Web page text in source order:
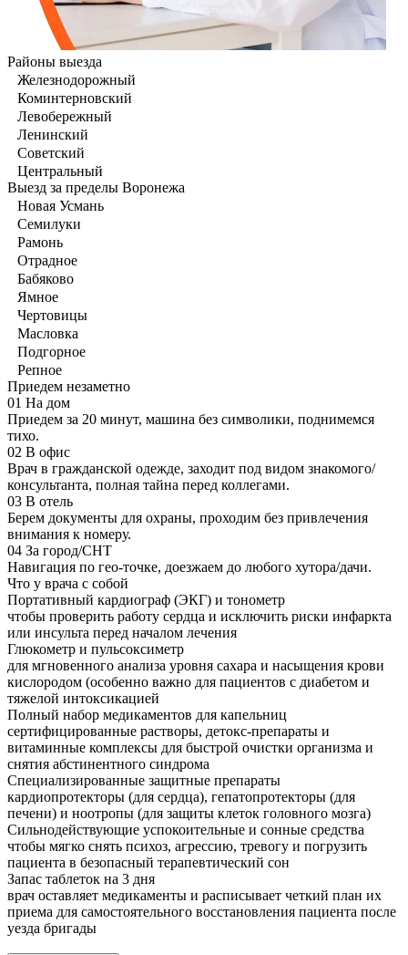
Районы выезда
Железнодорожный
Коминтерновский
Левобережный
Ленинский
Советский
Центральный
Выезд за пределы Воронежа
Новая Усмань
Семилуки
Рамонь
Отрадное
Бабяково
Ямное
Чертовицы
Масловка
Подгорное
Репное
Приедем незаметно
01 На дом
Приедем за 20 минут, машина без символики, поднимемся
тихо.
02 В офис
Врач в гражданской одежде, заходит под видом знакомого/
консультанта, полная тайна перед коллегами.
03 В отель
Берем документы для охраны, проходим без привлечения
внимания к номеру.
04 За город/СНТ
Навигация по гео-точке, доезжаем до любого хутора/дачи.
Что у врача с собой
Портативный кардиограф (ЭКГ) и тонометр
чтобы проверить работу сердца и исключить риски инфаркта
или инсульта перед началом лечения
Глюкометр и пульсоксиметр
для мгновенного анализа уровня сахара и насыщения крови
кислородом (особенно важно для пациентов с диабетом и
тяжелой интоксикацией
Полный набор медикаментов для капельниц
сертифицированные растворы, детокс-препараты и
витаминные комплексы для быстрой очистки организма и
снятия абстинентного синдрома
Специализированные защитные препараты
кардиопротекторы (для сердца), гепатопротекторы (для
печени) и ноотропы (для защиты клеток головного мозга)
Сильнодействующие успокоительные и сонные средства
чтобы мягко снять психоз, агрессию, тревогу и погрузить
пациента в безопасный терапевтический сон
Запас таблеток на 3 дня
врач оставляет медикаменты и расписывает четкий план их
приема для самостоятельного восстановления пациента после
уезда бригады